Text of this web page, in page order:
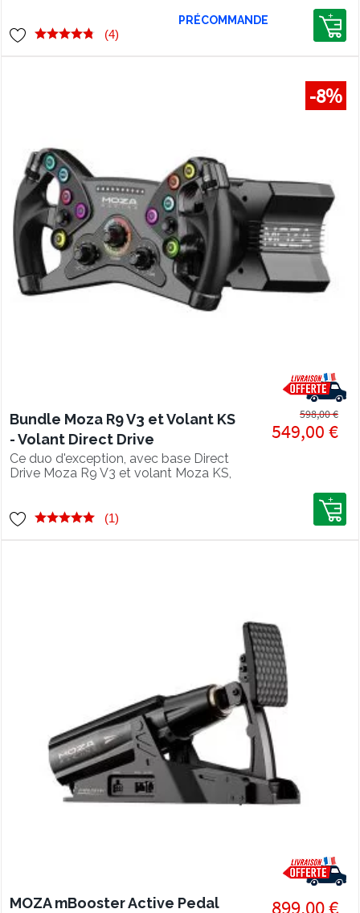
(4)
PRÉCOMMANDE
-8%
Bundle Moza R9 V3 et Volant KS
- Volant Direct Drive
Ce duo d'exception, avec base Direct
Drive Moza R9 V3 et volant Moza KS,
549,00 €
598,00 €
(1)
MOZA mBooster Active Pedal 899,00 €